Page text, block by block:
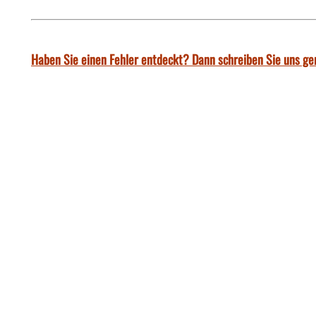
Haben Sie einen Fehler entdeckt? Dann schreiben Sie uns